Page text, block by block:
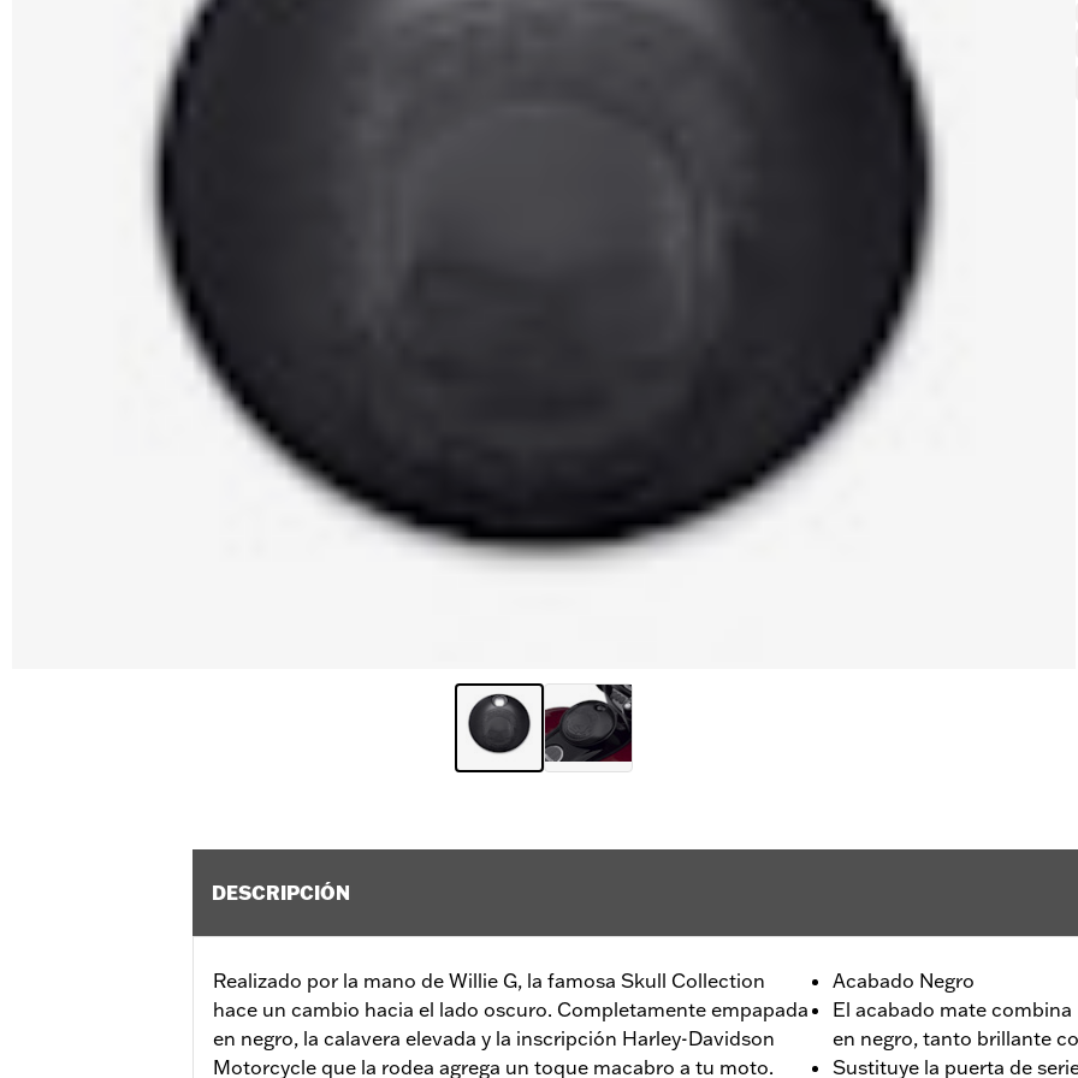
DESCRIPCIÓN
Realizado por la mano de Willie G, la famosa Skull Collection
hace un cambio hacia el lado oscuro. Completamente empapada
en negro, la calavera elevada y la inscripción Harley-Davidson
Motorcycle que la rodea agrega un toque macabro a tu moto.
Acabado Negro
El acabado mate
en negro, tanto brillante
Sustituye la puerta de